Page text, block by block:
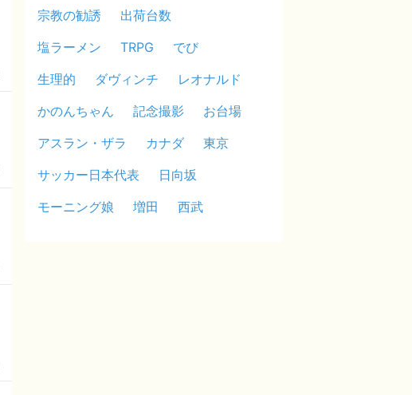
宗教の勧誘
出荷台数
塩ラーメン
TRPG
でび
生理的
ダヴィンチ
レオナルド
かのんちゃん
記念撮影
お台場
アスラン・ザラ
カナダ
東京
サッカー日本代表
日向坂
モーニング娘
増田 西武